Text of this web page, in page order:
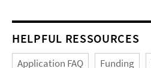
HELPFUL RESSOURCES
Application FAQ Funding